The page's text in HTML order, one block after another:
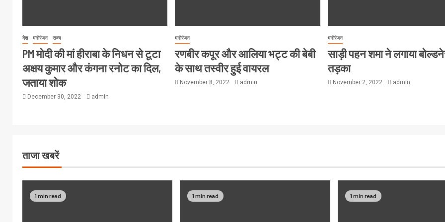
देश मनोरंजन राज्य
PM मोदी की मां हीराबा के निधन से टूटा
अक्षय कुमार और कंगना रनोट का दिल,
जताया शोक
December 30, 2022 admin
मनोरंजन
रणबीर कपूर और आलिया भट्ट की बेबी
के साथ तस्वीर हुई वायरल
November 8, 2022 admin
मनोरंजन
साड़ी पहन शमा ने लगाया
तड़का
November 2, 2022 admin
ताजा खबरें
1 min read 1 min read 1 min read